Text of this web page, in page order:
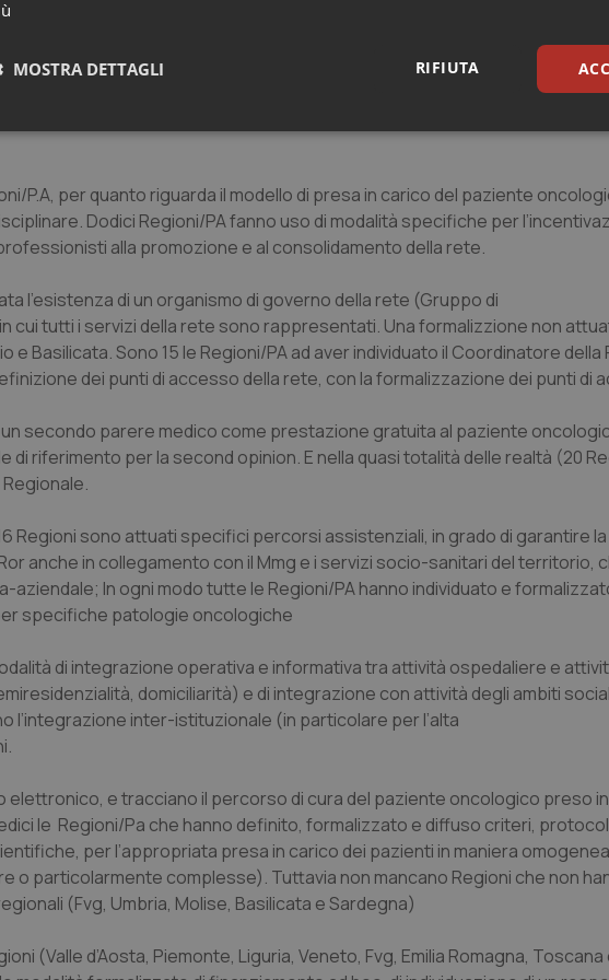
fronte è multicolore. Tutte le tipologie di strutture sono coinvolte nelle reti,
Irccs, Hospice, Strutture private accreditate. Mentre le figure
Chirurghi e/o specialisti d’organo, Coordinatore, Direttore,
Medici di medicina generale e Pediatri di libera scelta, Medici
P.A, per quanto riguarda il modello di presa in carico del paziente
Dodici Regioni/PA fanno uso di modalità specifiche per
alla promozione e al consolidamento della rete.
l’esistenza di un organismo di governo della rete (Gruppo di
tutti i servizi della rete sono rappresentati. Una formalizzione non
e Basilicata. Sono 15 le Regioni/PA ad aver individuato il Coordinatore della
dei punti di accesso della rete, con la formalizzazione dei punti di
un secondo parere medico come prestazione gratuita al paziente
riferimento per la second opinion. E nella quasi totalità delle realtà (20
Regioni sono attuati specifici percorsi assistenziali, in grado di garantire
anche in collegamento con il Mmg e i servizi socio-sanitari del territorio,
In ogni modo tutte le Regioni/PA hanno individuato e
specifiche patologie oncologiche
di integrazione operativa e informativa tra attività ospedaliere e
domiciliarità) e di integrazione con attività degli ambiti
inter-istituzionale (in particolare per l’alta
elettronico, e tracciano il percorso di cura del paziente oncologico preso
le Regioni/Pa che hanno definito, formalizzato e diffuso criteri,
per l’appropriata presa in carico dei pazienti in maniera
o particolarmente complesse). Tuttavia non mancano Regioni che non
(Fvg, Umbria, Molise, Basilicata e Sardegna)
(Valle d’Aosta, Piemonte, Liguria, Veneto, Fvg, Emilia Romagna, Toscana
RIFIUTA
MOSTRA DETTAGLI
Necessari Statistici
Marketing
I cookie necessari contribuiscono a rendere fruibile il sito web abilitandone funzionalità di base quali la
l'accesso alle aree protette del sito. Il sito web non è in grado di funzionare correttamente senza questi
Nome
Fornitore/Dominio Scadenza
Descrizione
.youtube.com
settimane
scelte di consenso e privacy
interazione con il sito. Registra i
del visitatore riguardo a varie
impostazioni sulla privacy,
www.quotidianosanita.it
settimane
Script.com per ricordare le
sui cookie dei visitatori. È
dei cookie di Cookie-Script.com
correttamente.
tracking-sites-ironfish-
tracking-enable
www.quotidianosanita.it
tracking-sites-ironfish-
session-id
www.quotidianosanita.it
4
settimane
2 giorni
Questo cookie è impostato
assegnare un identificatore
per distinguere utenti unici
generato in modo casuale come
cliente. È incluso in ogni
sito e utilizzato per calcolare i
sessioni e campagne per i
PHPSESSID
PHP.net
www.quotidianosanita.it
Cookie generato da applicazioni
generato in modo casuale, il
utilizzato può essere specifico